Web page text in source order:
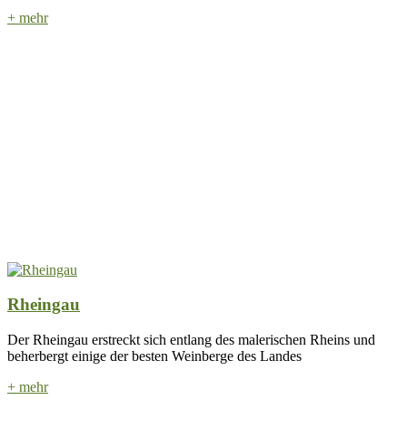
+ mehr
Rheingau
Der Rheingau erstreckt sich entlang des malerischen Rheins und
beherbergt einige der besten Weinberge des Landes
+ mehr